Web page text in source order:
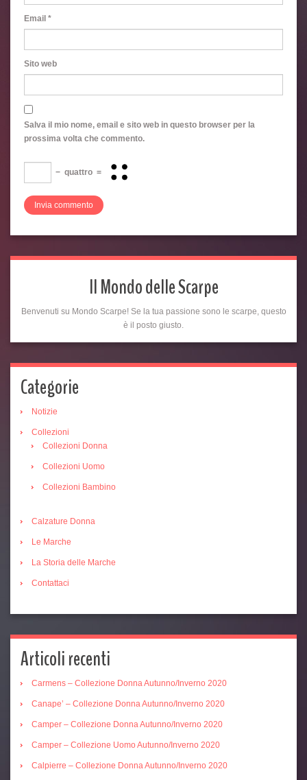
Email *
Sito web
Salva il mio nome, email e sito web in questo browser per la
prossima volta che commento.
− quattro =
Il Mondo delle Scarpe
Benvenuti su Mondo Scarpe! Se la tua passione sono le scarpe, questo
è il posto giusto.
Categorie
Notizie
Collezioni
Collezioni Donna
Collezioni Uomo
Collezioni Bambino
Calzature Donna
Le Marche
La Storia delle Marche
Contattaci
Articoli recenti
Carmens – Collezione Donna Autunno/Inverno 2020
Canape’ – Collezione Donna Autunno/Inverno 2020
Camper – Collezione Donna Autunno/Inverno 2020
Camper – Collezione Uomo Autunno/Inverno 2020
Calpierre – Collezione Donna Autunno/Inverno 2020